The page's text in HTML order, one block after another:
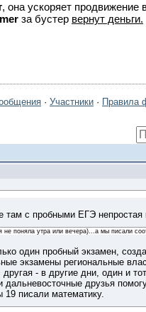
, она ускоряет продвижение
за бустер вернут деньги.
· Участники · Правила
с пробными ЕГЭ непростая
поняла утра или вечера)...а мы писали
один пробный экзамен,
экзамены региональные
- в другие дни, один и
друзья
писали математику.